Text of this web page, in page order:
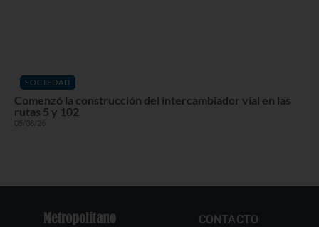
SOCIEDAD
Comenzó la construcción del intercambiador vial en las
rutas 5 y 102
05/08/26
CONTACTO